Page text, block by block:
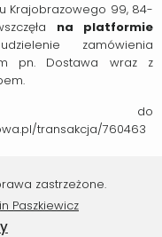
Krajobrazowego 99, 84-
na platformie
zamówienia
pn. Dostawa wraz z
do
transakcja/760463
zastrzeżone.
Paszkiewicz